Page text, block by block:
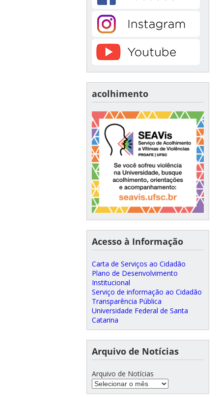
acolhimento
Acesso à Informação
Carta de Serviços ao Cidadão
Plano de Desenvolvimento
Institucional
Serviço de informação ao Cidadão
Transparência Pública
Universidade Federal de Santa
Catarina
Arquivo de Notícias
Arquivo de Notícias